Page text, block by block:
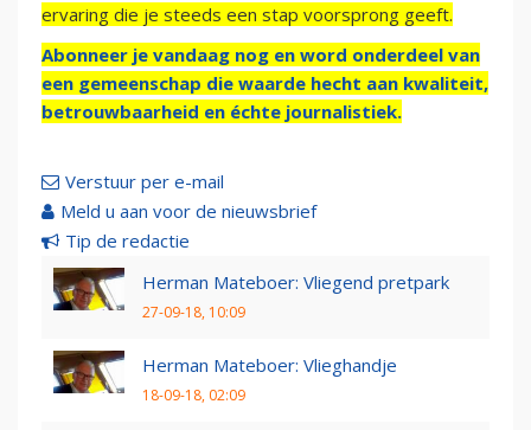
ervaring die je steeds een stap voorsprong geeft.
Abonneer je vandaag nog en word onderdeel van
een gemeenschap die waarde hecht aan kwaliteit,
betrouwbaarheid en échte journalistiek.
Verstuur per e-mail
Meld u aan voor de nieuwsbrief
Tip de redactie
Herman Mateboer: Vliegend pretpark
27-09-18, 10:09
Herman Mateboer: Vlieghandje
18-09-18, 02:09